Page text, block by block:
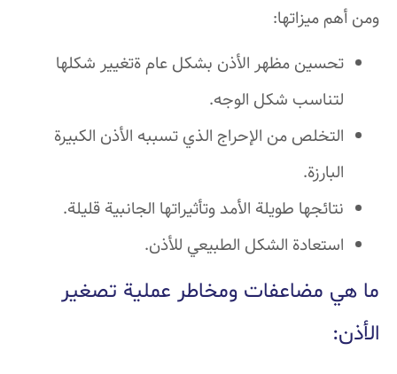
ومن أهم ميزاتها:
تحسين مظهر الأذن بشكل عام ةتغيير شكلها
لتناسب شكل الوجه.
التخلص من الإحراج الذي تسببه الأذن الكبيرة
البارزة.
نتائجها طويلة الأمد وتأثيراتها الجانبية قليلة.
استعادة الشكل الطبيعي للأذن.
ما هي مضاعفات ومخاطر عملية تصغير
الأذن: